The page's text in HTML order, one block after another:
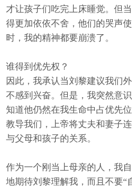
才让孩子们吃完上床睡觉。但
得更加依依不舍，他们的哭声
时，我的精神都要崩溃了。
谁得到优先权？
因此，我承认当刘黎建议我们
不感到兴奋。但是，我突然意
知道他仍然在我生命中占优先
教导我们，上帝将丈夫和妻子
与父母和孩子的关系。
作为一个刚当上母亲的人，我
地期待刘黎理解我，而且不要“